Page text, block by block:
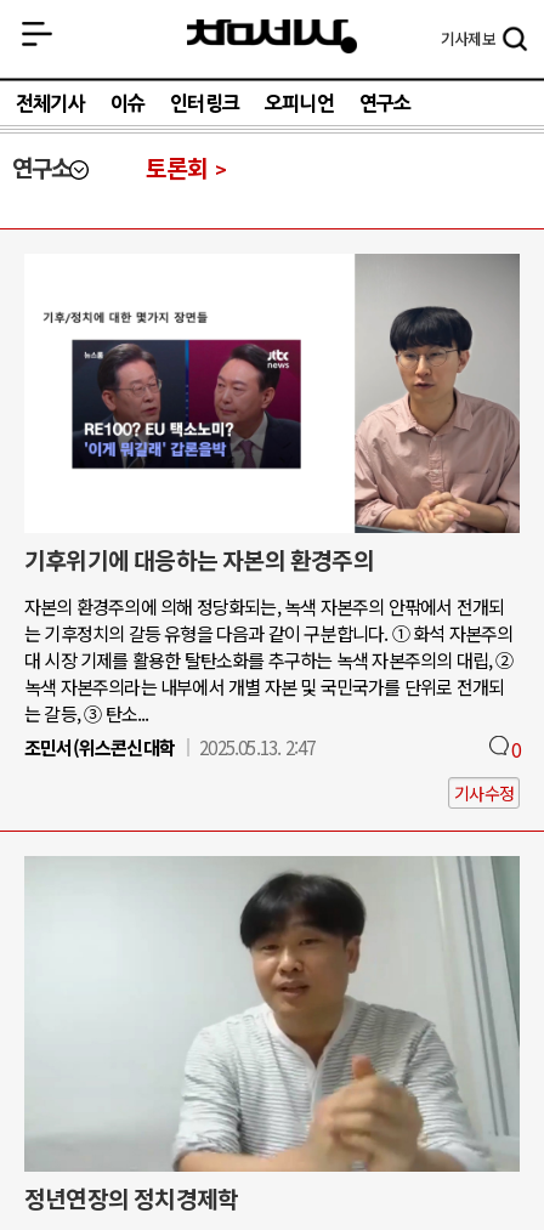
기사제보
전체기사 이슈 인터링크 오피니언 연구소
연구소 토론회
기후위기에 대응하는 자본의 환경주의
자본의 환경주의에 의해 정당화되는, 녹색 자본주의 안팎에서 전개되
는 기후정치의 갈등 유형을 다음과 같이 구분합니다. ① 화석 자본주의
대 시장 기제를 활용한 탈탄소화를 추구하는 녹색 자본주의의 대립, ②
녹색 자본주의라는 내부에서 개별 자본 및 국민국가를 단위로 전개되
는 갈등, ③ 탄소...
조민서(위스콘신대학
2025.05.13. 2:47 0
기사수정
정년연장의 정치경제학